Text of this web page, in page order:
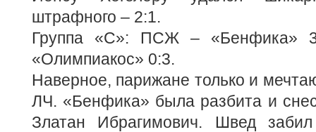
штрафного – 2:1.
Группа «С»: ПСЖ – «Бенфика»
«Олимпиакос» 0:3.
Наверное, парижане только и
ЛЧ. «Бенфика» была разбита и
Златан Ибрагимович. Швед